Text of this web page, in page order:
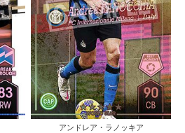
アンドレア・ラノッキア